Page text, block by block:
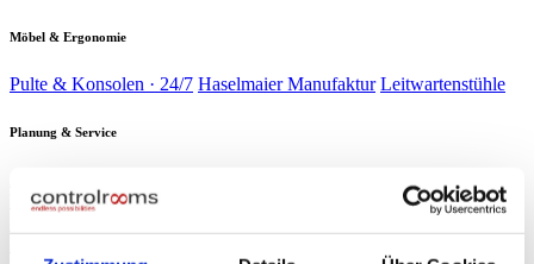
Möbel & Ergonomie
Pulte & Konsolen · 24/7 Haselmaier Manufaktur Leitwartenstühle
Planung & Service
Verträge Verbrauchsmaterial